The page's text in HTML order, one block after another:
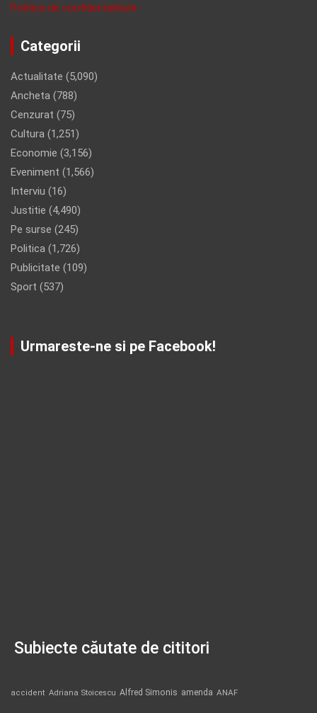
Politica de confidentalitate
Categorii
Actualitate (5,090)
Ancheta (788)
Cenzurat (75)
Cultura (1,251)
Economie (3,156)
Eveniment (1,566)
Interviu (16)
Justitie (4,490)
Pe surse (245)
Politica (1,726)
Publicitate (109)
Sport (537)
Urmareste-ne si pe Facebook!
Subiecte căutate de cititori
accident Adriana Stoicescu Alfred Simonis amenda ANAF